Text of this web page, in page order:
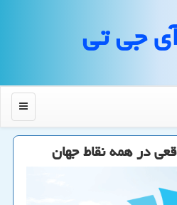
جی تی
منو
در همه نقاط جهان